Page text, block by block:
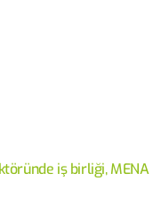
iş birliği, MENA